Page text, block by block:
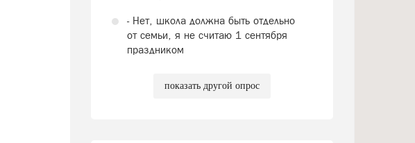
- Нет, школа должна быть отдельно
от семьи, я не считаю 1 сентября
праздником
показать другой опрос